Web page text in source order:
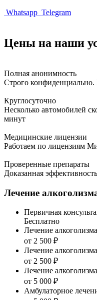
Whatsapp Telegram
Цены на наши
Полная анонимность
Строго конфиденциально.
Круглосуточно
Несколько автомобилей
минут
Медицинские лицензии
Работаем по лицензиям
Проверенные препараты
Доказанная
Лечение
Первичная
Бесплатно
Лечение алкоголизма
от 2 500 ₽
Лечение
от 2 500 ₽
Лечение
от 5 000 ₽
Амбулаторное